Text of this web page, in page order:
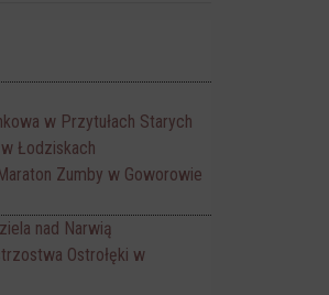
w Przytułach Starych
Łodziskach
Zumby w Goworowie
nad Narwią
Ostrołęki w